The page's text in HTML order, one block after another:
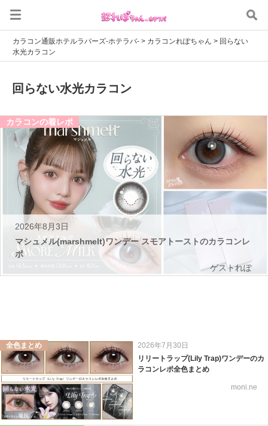
カラコン通販ホテルラバーズ-ホテラバ- > カラコンれぽちゃん > 回らない
水光カラコン
回らない水光カラコン
カラコンの着レポ
2026年8月3日
マシュメル(marshmelt)ワンデー スモアトーストのカラコンレ
ポ
ゲストれぽ
全色まとめ
2026年7月30日
リリートラップ(Lily Trap)ワンデーのカ
ラコンレポ全色まとめ
moni.ne